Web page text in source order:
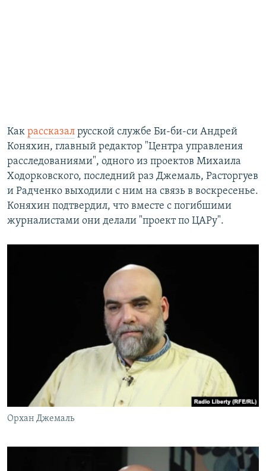
Как рассказал русской службе Би-би-си Андрей
Коняхин, главный редактор "Центра управления
расследованиями", одного из проектов Михаила
Ходорковского, последний раз Джемаль, Расторгуев
и Радченко выходили с ним на связь в воскресенье.
Коняхин подтвердил, что вместе с погибшими
журналистами они делали "проект по ЦАРу".
Орхан Джемаль